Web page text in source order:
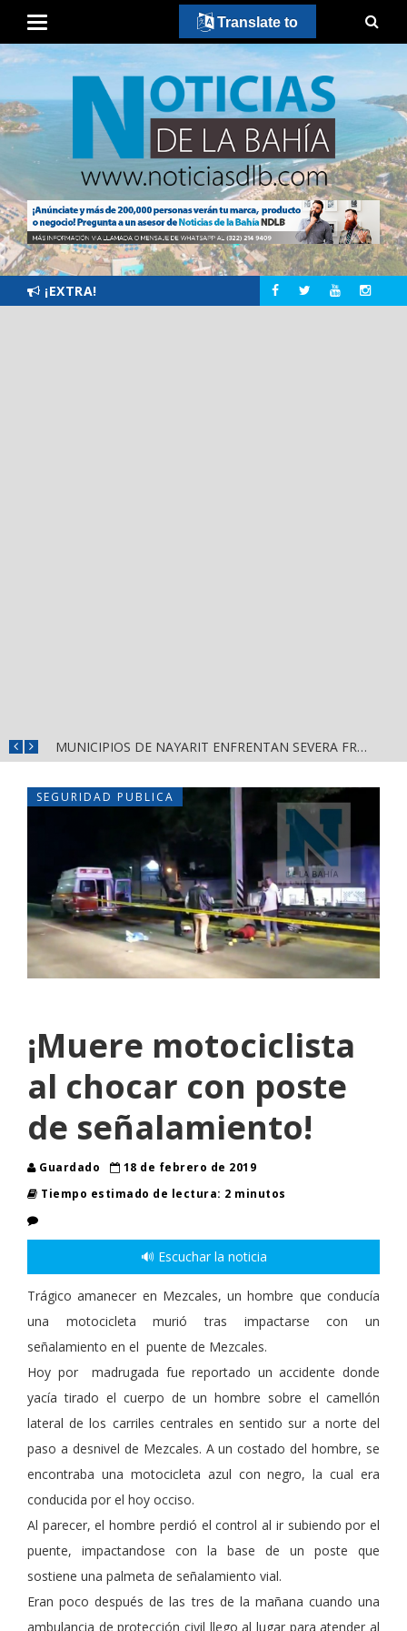
¡EXTRA!
MUNICIPIOS DE NAYARIT ENFRENTAN SEVERA FRAGILIDAD FINANCIERA POR DEUDAS Y NÓMINAS
SEGURIDAD PUBLICA
¡Muere motociclista
al chocar con poste
de señalamiento!
Guardado
18 de febrero de 2019
Tiempo estimado de lectura: 2 minutos
🔊 Escuchar la noticia
Trágico amanecer en Mezcales, un hombre que conducía
una motocicleta murió tras impactarse con un
señalamiento en el puente de Mezcales.
Hoy por madrugada fue reportado un accidente donde
yacía tirado el cuerpo de un hombre sobre el camellón
lateral de los carriles centrales en sentido sur a norte del
paso a desnivel de Mezcales. A un costado del hombre, se
encontraba una motocicleta azul con negro, la cual era
conducida por el hoy occiso.
Al parecer, el hombre perdió el control al ir subiendo por el
puente, impactandose con la base de un poste que
sostiene una palmeta de señalamiento vial.
Eran poco después de las tres de la mañana cuando una
ambulancia de protección civil llego al lugar para atender al
Translate to